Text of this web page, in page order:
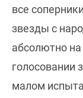
все
звезды с
абсолютно
голосовании
малом